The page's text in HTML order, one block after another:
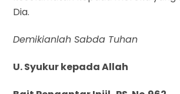
Dia.
Demikianlah Sabda Tuhan
U. Syukur kepada Allah